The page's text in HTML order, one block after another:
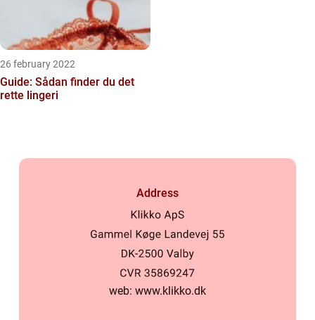
26 february 2022
Guide: Sådan finder du det
rette lingeri
Address
web: www.klikko.dk